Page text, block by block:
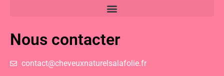
Nous contacter
contact@cheveuxnaturelsalafolie.fr